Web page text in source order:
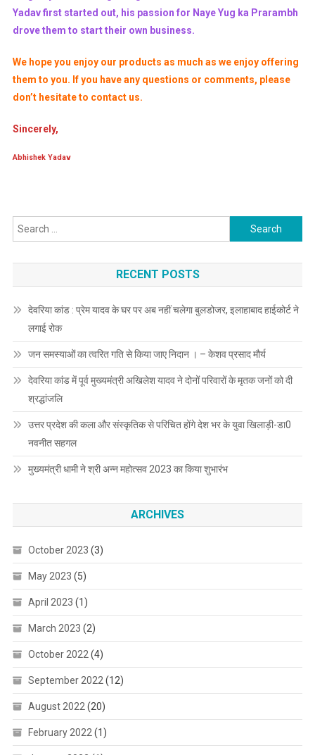
Yadav first started out, his passion for Naye Yug ka Prarambh
drove them to start their own business.
We hope you enjoy our products as much as we enjoy offering
them to you. If you have any questions or comments, please
don’t hesitate to contact us.
Sincerely,
Abhishek Yadav
Search
for:
RECENT POSTS
देवरिया कांड : प्रेम यादव के घर पर अब नहीं चलेगा बुलडोजर, इलाहाबाद हाईकोर्ट ने
लगाई रोक
जन समस्याओं का त्वरित गति से किया जाए निदान । – केशव प्रसाद मौर्य
देवरिया कांड में पूर्व मुख्यमंत्री अखिलेश यादव ने दोनों परिवारों के मृतक जनों को दी
श्रद्धांजलि
उत्तर प्रदेश की कला और संस्कृतिक से परिचित होंगे देश भर के युवा खिलाड़ी-डा0
नवनीत सहगल
मुख्यमंत्री धामी ने श्री अन्न महोत्सव 2023 का किया शुभारंभ
ARCHIVES
October 2023 (3)
May 2023 (5)
April 2023 (1)
March 2023 (2)
October 2022 (4)
September 2022 (12)
August 2022 (20)
February 2022 (1)